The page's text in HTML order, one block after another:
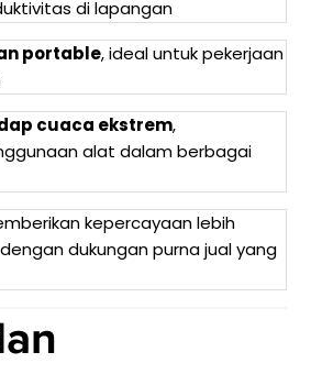
di lapangan
portable, ideal untuk pekerjaan
cuaca ekstrem,
alat dalam berbagai
kepercayaan lebih
dukungan purna jual yang